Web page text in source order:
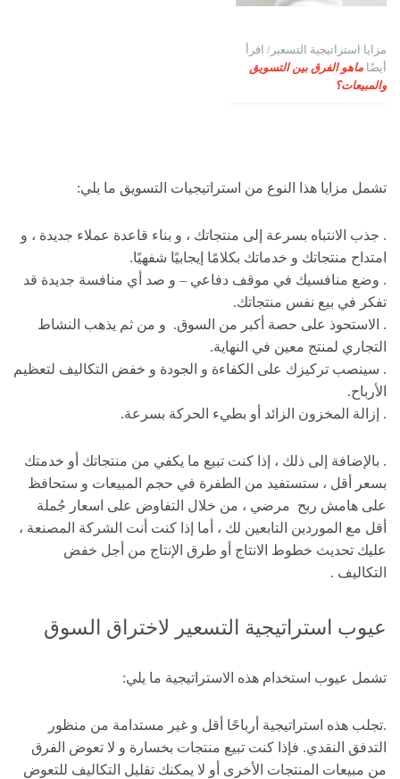
مزايا استراتيجية التسعير/ اقرأ
أيضًا ماهو الفرق بين التسويق
والمبيعات؟
تشمل مزايا هذا النوع من استراتيجيات التسويق ما يلي:
. جذب الانتباه بسرعة إلى منتجاتك ، و بناء قاعدة عملاء جديدة ، و
امتداح منتجاتك و خدماتك بكلامًا إيجابيًا شفهيًا.
. وضع منافسيك في موقف دفاعي – و صد أي منافسة جديدة قد
تفكر في بيع نفس منتجاتك.
. الاستحوذ على حصة أكبر من السوق. و من ثم يذهب النشاط
التجاري لمنتج معين في النهاية.
. سينصب تركيزك على الكفاءة و الجودة و خفض التكاليف لتعظيم
الأرباح.
. إزالة المخزون الزائد أو بطيء الحركة بسرعة.
. بالإضافة إلى ذلك ، إذا كنت تبيع ما يكفي من منتجاتك أو خدمتك
بسعر أقل ، ستستفيد من الطفرة في حجم المبيعات و ستحافظ
على هامش ربح مرضي ، من خلال التفاوض على اسعار جُملة
أقل مع الموردين التابعين لك ، أما إذا كنت أنت الشركة المصنعة ،
عليك تحديث خطوط الانتاج أو طرق الإنتاج من أجل خفض
التكاليف .
عيوب استراتيجية التسعير لاختراق السوق
تشمل عيوب استخدام هذه الاستراتيجية ما يلي:
.تجلب هذه استراتيجية أرباحًا أقل و غير مستدامة من منظور
التدفق النقدي. فإذا كنت تبيع منتجات بخسارة و لا تعوض الفرق
من مبيعات المنتجات الأخرى أو لا يمكنك تقليل التكاليف للتعوض